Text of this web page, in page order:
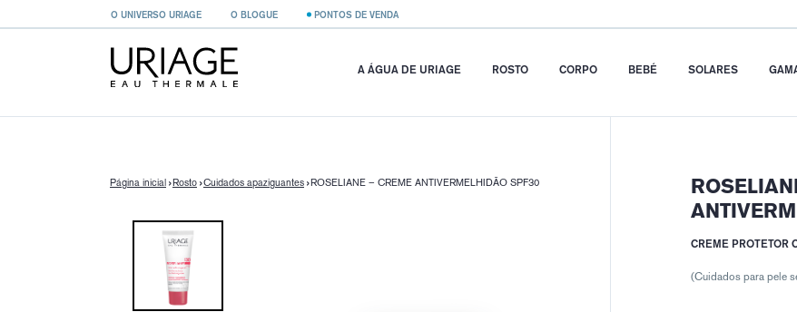
O UNIVERSO URIAGE O BLOGUE PONTOS DE VENDA
A ÁGUA DE URIAGE ROSTO CORPO BEBÉ SOLARES
Página inicial Rosto Cuidados apaziguantes ROSELIANE – CREME ANTIVERMELHIDÃO SPF30
CREME PROTETOR
(Cuidados para pele